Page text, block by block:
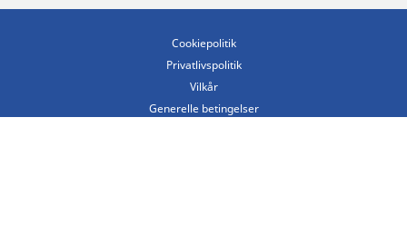
Cookiepolitik
Privatlivspolitik
Vilkår
Generelle betingelser